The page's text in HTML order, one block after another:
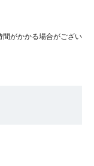
がかかる場合がござい